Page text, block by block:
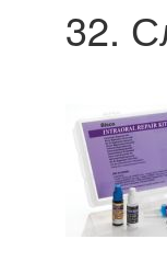
32.